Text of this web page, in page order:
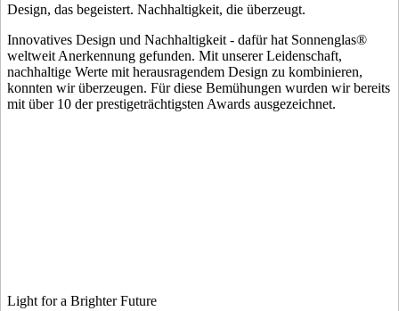
Design, das begeistert. Nachhaltigkeit, die überzeugt.
Innovatives Design und Nachhaltigkeit - dafür hat Sonnenglas®
weltweit Anerkennung gefunden. Mit unserer Leidenschaft,
nachhaltige Werte mit herausragendem Design zu kombinieren,
konnten wir überzeugen. Für diese Bemühungen wurden wir bereits
mit über 10 der prestigeträchtigsten Awards ausgezeichnet.
Light for a Brighter Future